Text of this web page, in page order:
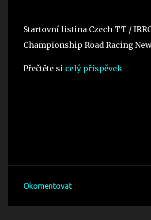
Startovní listina Czech TT /
Championship Road Racing
Přečtěte si celý příspěvek
Okomentovat